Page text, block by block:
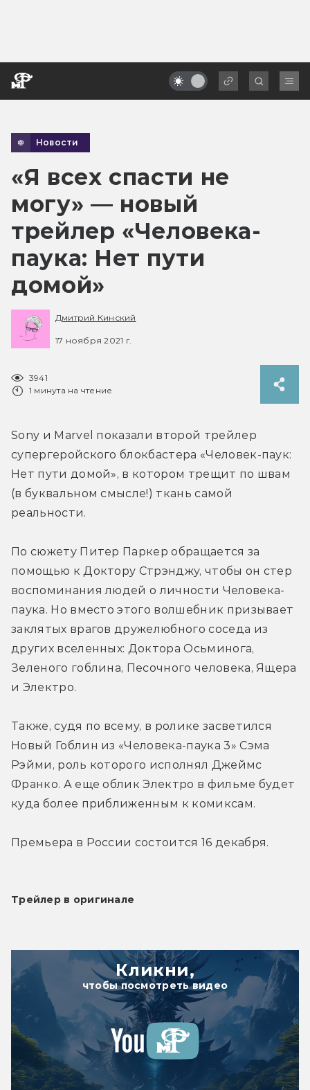
Новости
«Я всех спасти не
могу» — новый
трейлер «Человека-
паука: Нет пути
домой»
Дмитрий Кинский
17 ноября 2021 г.
3941
1 минута на чтение
Sony и Marvel показали второй трейлер
супергеройского блокбастера «Человек-паук:
Нет пути домой», в котором трещит по швам
(в буквальном смысле!) ткань самой
реальности.
По сюжету Питер Паркер обращается за
помощью к Доктору Стрэнджу, чтобы он стер
воспоминания людей о личности Человека-
паука. Но вместо этого волшебник призывает
заклятых врагов дружелюбного соседа из
других вселенных: Доктора Осьминога,
Зеленого гоблина, Песочного человека, Ящера
и Электро.
Также, судя по всему, в ролике засветился
Новый Гоблин из «Человека-паука 3» Сэма
Рэйми, роль которого исполнял Джеймс
Франко. А еще облик Электро в фильме будет
куда более приближенным к комиксам.
Премьера в России состоится 16 декабря.
Трейлер в оригинале
Кликни,
чтобы посмотреть видео